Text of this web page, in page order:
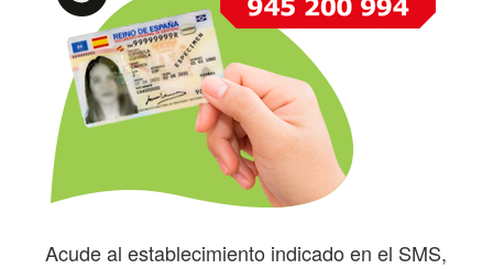
Acude al establecimiento indicado en el SMS,